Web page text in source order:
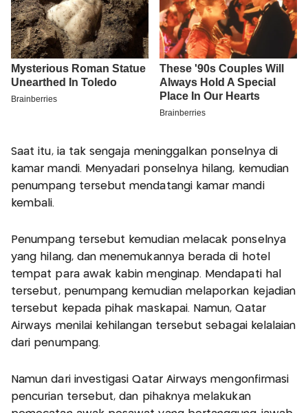
Saat itu, ia tak sengaja meninggalkan ponselnya di
kamar mandi. Menyadari ponselnya hilang, kemudian
penumpang tersebut mendatangi kamar mandi
kembali.
Penumpang tersebut kemudian melacak ponselnya
yang hilang, dan menemukannya berada di hotel
tempat para awak kabin menginap. Mendapati hal
tersebut, penumpang kemudian melaporkan kejadian
tersebut kepada pihak maskapai. Namun, Qatar
Airways menilai kehilangan tersebut sebagai kelalaian
dari penumpang.
Namun dari investigasi Qatar Airways mengonfirmasi
pencurian tersebut, dan pihaknya melakukan